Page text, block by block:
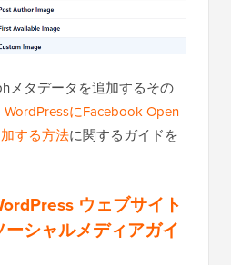
メタデータを追加するその
WordPressにFacebook Open
する方法に関するガイドを
ウェブサイト
シャルメディアガイ